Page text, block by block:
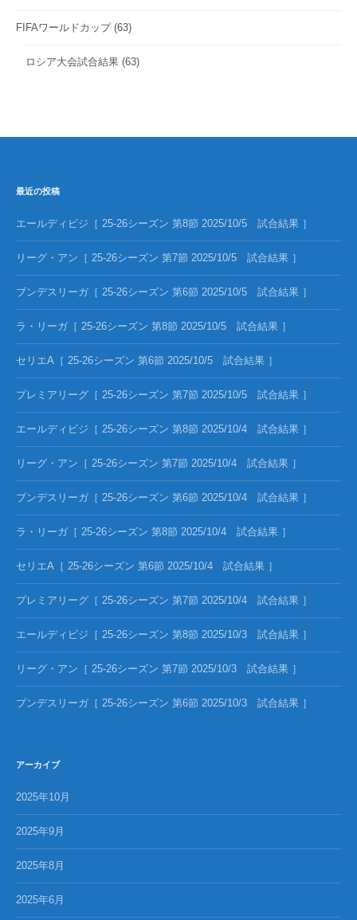
FIFAワールドカップ(63)
ロシア大会試合結果 (63)
最近の投稿
エールディビジ［ 25-26シーズン 第8節 2025/10/5 試合結果 ］
リーグ・アン［ 25-26シーズン 第7節 2025/10/5 試合結果 ］
ブンデスリーガ［ 25-26シーズン 第6節 2025/10/5 試合結果 ］
ラ・リーガ［ 25-26シーズン 第8節 2025/10/5 試合結果 ］
セリエA［ 25-26シーズン 第6節 2025/10/5 試合結果 ］
プレミアリーグ［ 25-26シーズン 第7節 2025/10/5 試合結果 ］
エールディビジ［ 25-26シーズン 第8節 2025/10/4 試合結果 ］
リーグ・アン［ 25-26シーズン 第7節 2025/10/4 試合結果 ］
ブンデスリーガ［ 25-26シーズン 第6節 2025/10/4 試合結果 ］
ラ・リーガ［ 25-26シーズン 第8節 2025/10/4 試合結果 ］
セリエA［ 25-26シーズン 第6節 2025/10/4 試合結果 ］
プレミアリーグ［ 25-26シーズン 第7節 2025/10/4 試合結果 ］
エールディビジ［ 25-26シーズン 第8節 2025/10/3 試合結果 ］
リーグ・アン［ 25-26シーズン 第7節 2025/10/3 試合結果 ］
ブンデスリーガ［ 25-26シーズン 第6節 2025/10/3 試合結果 ］
アーカイブ
2025年10月
2025年9月
2025年8月
2025年6月